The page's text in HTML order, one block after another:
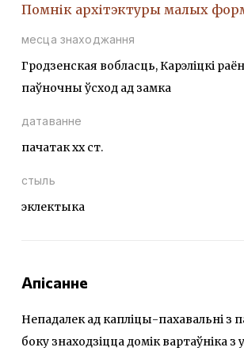
Помнік архітэктуры малых
месца знаходжання
Гродзенская вобласць, Карэліцкі
паўночны ўсход ад замка
датаванне
пачатак xx ст.
стыль
эклектыка
Апісанне
Непадалек ад капліцы-пахавальні з
боку знаходзіцца домік вартаўніка з